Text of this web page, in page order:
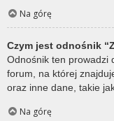
Na górę
Czym jest odnośnik
Odnośnik ten prowadzi
forum, na której
oraz inne dane, takie
Na górę